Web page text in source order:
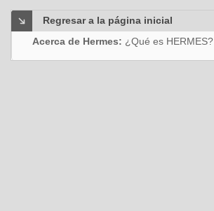
Regresar a la página inicial
Acerca de Hermes: ¿Qué es HERMES?